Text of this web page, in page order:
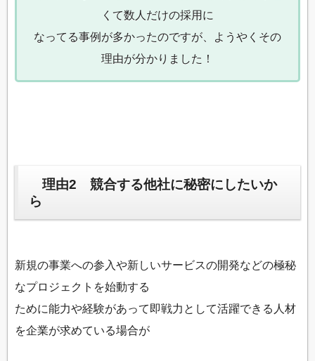
くて数人だけの採用に
なってる事例が多かったのですが、ようやくその
理由が分かりました！
理由2 競合する他社に秘密にしたいか
ら
新規の事業への参入や新しいサービスの開発などの極秘
なプロジェクトを始動する
ために能力や経験があって即戦力として活躍できる人材
を企業が求めている場合が